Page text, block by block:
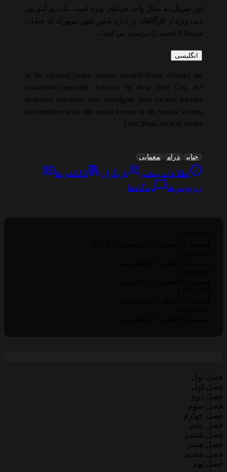
این سریال به دنبال واحد قربانیان ویژه است، یک تیم آموزش
دیده ویژه از کارآگاهان در اداره پلیس شهر نیویورک که جنایات
مرتبط با جنسی را بررسی می کنند…
انگلیسی
In the criminal justice system, sexually-based offenses are
considered especially heinous. In New York City, the
dedicated detectives who investigate these vicious felonies
are members of an elite squad known as the Special Victims
Unit. These are their stories.
جنایی درام معمایی
اطلاعات بیشتر بازیگران
کالکشن‌ها
زیرنویس‌ها
دیدگاه‌ها
فصل اول
فصل اول
فصل دوم
فصل سوم
فصل چهارم
فصل پنجم
فصل ششم
فصل هفتم
فصل هشتم
فصل نهم